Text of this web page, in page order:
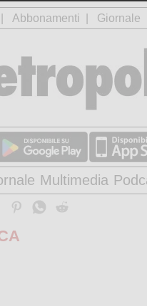
Abbonamenti Giornale
Multimedia